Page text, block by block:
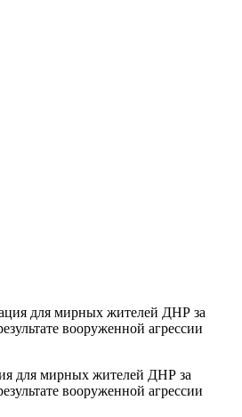
для мирных жителей ДНР за
вооруженной агрессии